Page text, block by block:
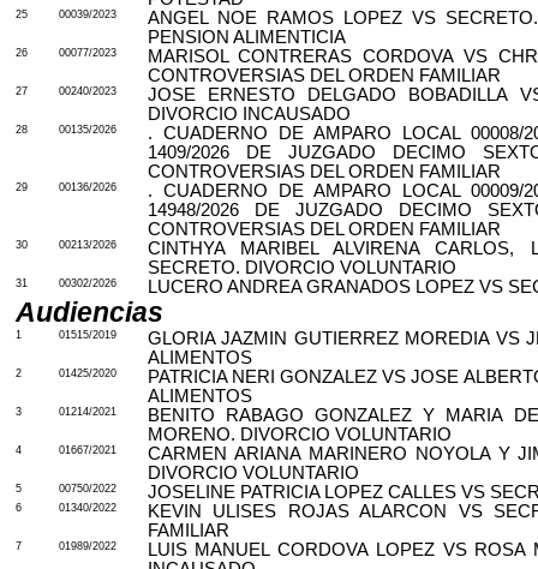
25 00039/2023
ANGEL NOE RAMOS LOPEZ VS SECRETO.
PENSION ALIMENTICIA
26 00077/2023
MARISOL CONTRERAS CORDOVA VS
CONTROVERSIAS DEL ORDEN FAMILIAR
27 00240/2023
JOSE ERNESTO DELGADO BOBADILLA
DIVORCIO INCAUSADO
28 00135/2026
. CUADERNO DE AMPARO LOCAL 00008/
1409/2026 DE JUZGADO DECIMO
CONTROVERSIAS DEL ORDEN FAMILIAR
29 00136/2026
. CUADERNO DE AMPARO LOCAL 00009/
14948/2026 DE JUZGADO DECIMO
CONTROVERSIAS DEL ORDEN FAMILIAR
30 00213/2026
CINTHYA MARIBEL ALVIRENA
SECRETO. DIVORCIO VOLUNTARIO
31 00302/2026 LUCERO ANDREA GRANADOS LOPEZ VS
Audiencias
1 01515/2019
GLORIA JAZMIN GUTIERREZ MOREDIA VS
ALIMENTOS
2 01425/2020
PATRICIA NERI GONZALEZ VS JOSE
ALIMENTOS
3 01214/2021
BENITO RABAGO GONZALEZ Y MARIA
MORENO. DIVORCIO VOLUNTARIO
4 01667/2021
CARMEN ARIANA MARINERO NOYOLA Y
DIVORCIO VOLUNTARIO
5 00750/2022 JOSELINE PATRICIA LOPEZ CALLES VS
6 01340/2022
KEVIN ULISES ROJAS ALARCON VS
FAMILIAR
7 01989/2022
LUIS MANUEL CORDOVA LOPEZ VS